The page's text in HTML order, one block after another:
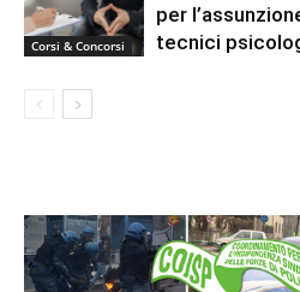
Corsi & Concorsi
per
tecnici